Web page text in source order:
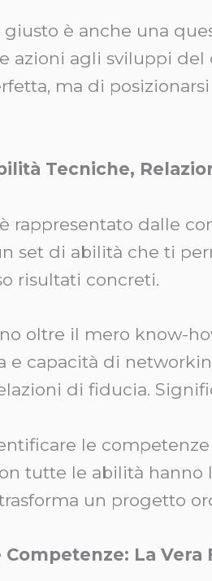
è anche una
azioni agli sviluppi
ma di
Tecniche,
dalle
set di abilità che ti
risultati concreti.
oltre il mero know-
e capacità di
di fiducia.
le
tutte le abilità
un progetto
La